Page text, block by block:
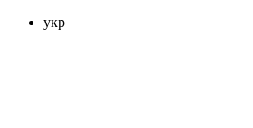
укр